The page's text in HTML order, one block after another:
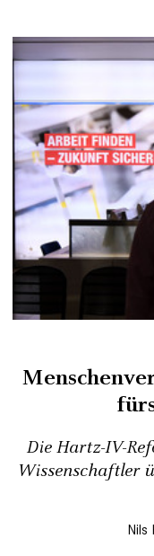
Die Hartz-IV-
Wissenschaftler
Nils